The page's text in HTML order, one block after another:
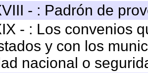
- : Padrón de
- : Los convenios
y con los
nacional o